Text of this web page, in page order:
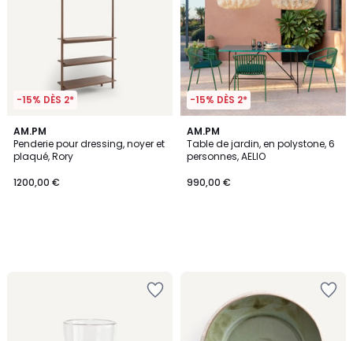
-15% DÈS 2*
AM.PM
Penderie pour dressing, noyer et
plaqué, Rory
1200,00 €
-15% DÈS 2*
AM.PM
Table de jardin, en polystone, 6
personnes, AELIO
990,00 €